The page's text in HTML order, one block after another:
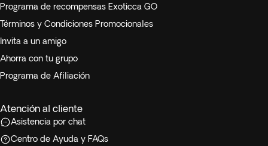
Programa de recompensas Exoticca GO
Términos y Condiciones Promocionales
Invita a un amigo
Ahorra con tu grupo
Programa de Afiliación
Atención al cliente
Asistencia por chat
Centro de Ayuda y FAQs